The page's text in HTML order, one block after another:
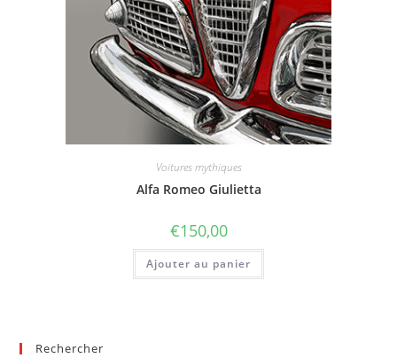
Voitures mythiques
Alfa Romeo Giulietta
€150,00
Ajouter au panier
Rechercher